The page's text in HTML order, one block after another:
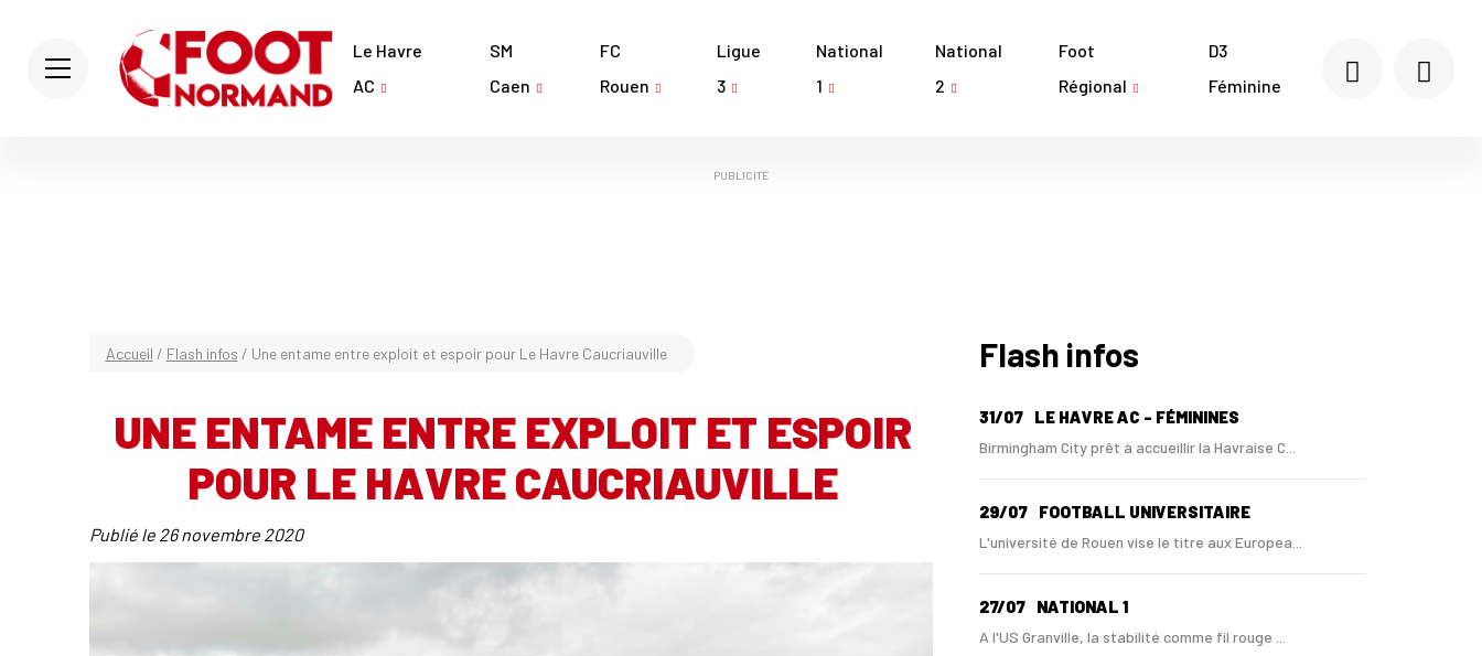
Le Havre
AC
SM
Caen
FC
Rouen
Ligue
3
National
1
National
2
Foot
Régional
D3
Féminine
PUBLICITÉ
Accueil / Flash infos / Une entame entre exploit et espoir pour Le Havre Caucriauville
UNE ENTAME ENTRE EXPLOIT ET ESPOIR
POUR LE HAVRE CAUCRIAUVILLE
Publié le 26 novembre 2020
Flash infos
31/07 LE HAVRE AC - FÉMININES
Birmingham City prêt à accueillir la Havraise C...
29/07 FOOTBALL UNIVERSITAIRE
L'université de Rouen vise le titre aux Europea...
27/07 NATIONAL 1
A l'US Granville, la stabilité comme fil rouge ...